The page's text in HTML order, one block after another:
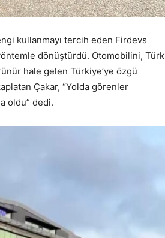
kullanmayı tercih eden Firdevs
yöntemle dönüştürdü. Otomobilini, Türk
hale gelen Türkiye’ye özgü
Çakar, “Yolda görenler
oldu” dedi.